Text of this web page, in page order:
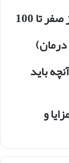
تا 100
باید
و